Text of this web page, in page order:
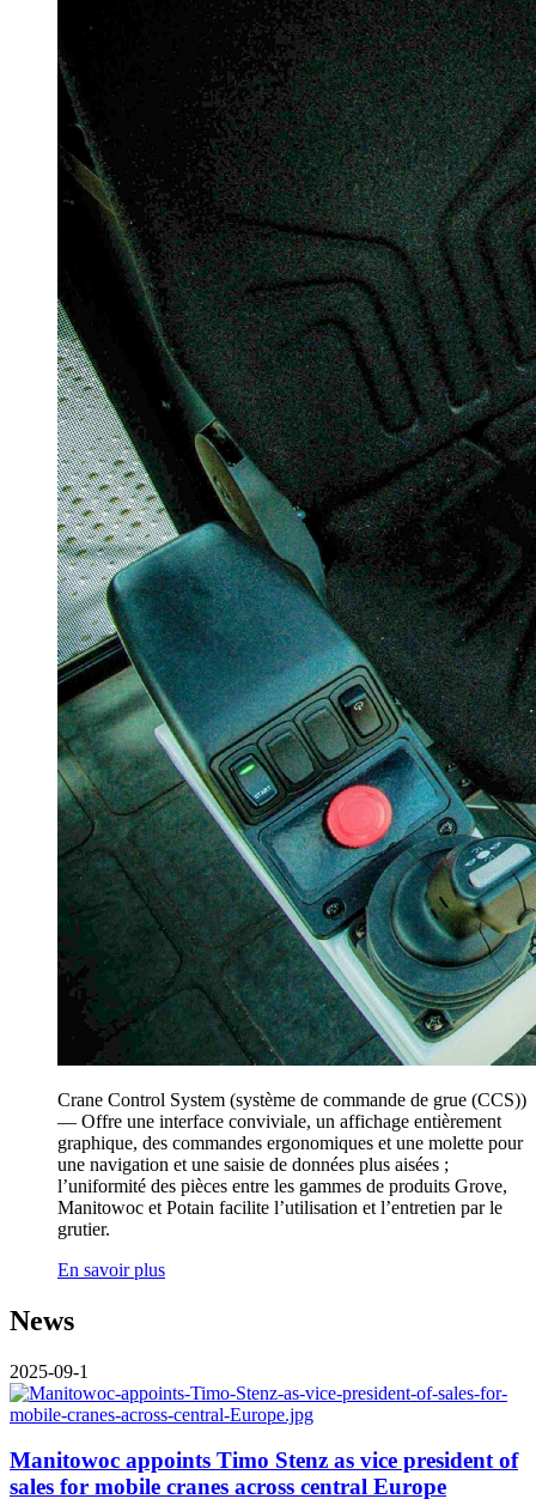
Crane Control System (système de commande de grue (CCS))
— Offre une interface conviviale, un affichage entièrement
graphique, des commandes ergonomiques et une molette pour
une navigation et une saisie de données plus aisées ;
l’uniformité des pièces entre les gammes de produits Grove,
Manitowoc et Potain facilite l’utilisation et l’entretien par le
grutier.
En savoir plus
News
2025-09-1
Manitowoc appoints Timo Stenz as vice president of
sales for mobile cranes across central Europe